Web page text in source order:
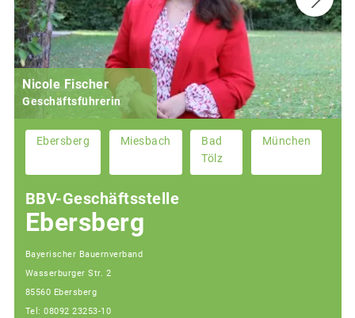
Nicole Fischer
Geschäftsführerin
Ebersberg Miesbach
Bad
Tölz
München
BBV-Geschäftsstelle
Ebersberg
Bayerischer Bauernverband
Wasserburger Str. 2
85560 Ebersberg
Tel: 08092 23253-10